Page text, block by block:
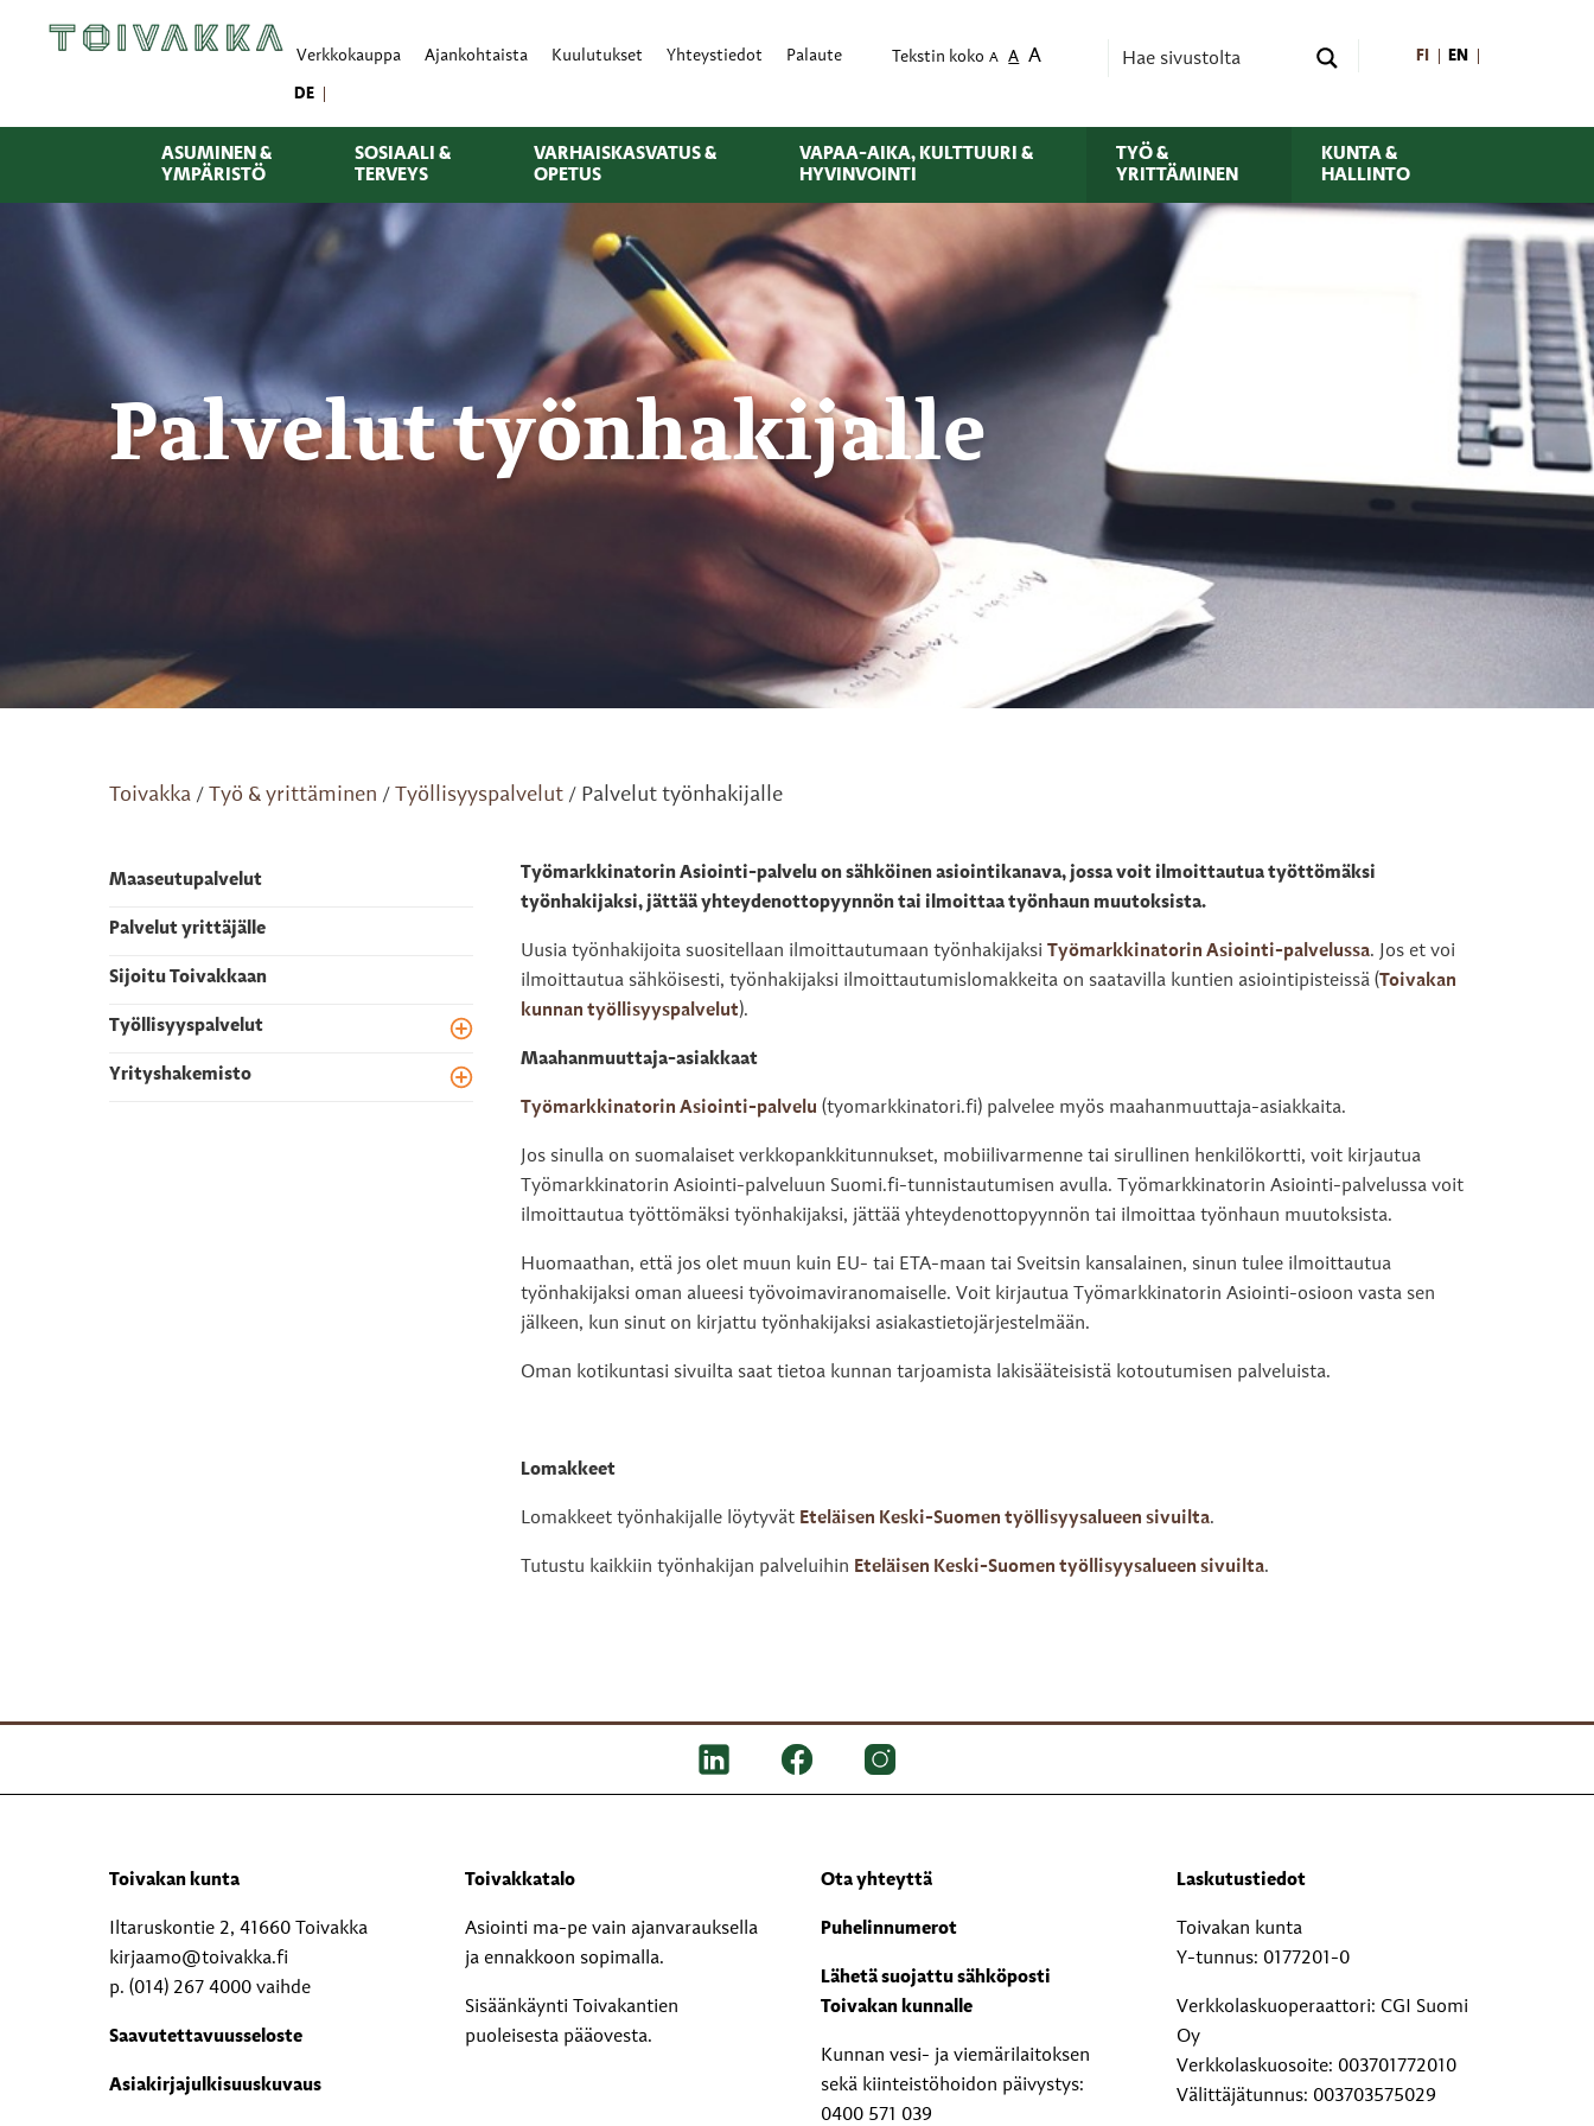
Verkkokauppa Ajankohtaista Kuulutukset Yhteystiedot Palaute Tekstin koko A A A FI EN
DE
ASUMINEN &
YMPÄRISTÖ
SOSIAALI &
TERVEYS
VARHAISKASVATUS &
OPETUS
VAPAA-AIKA, KULTTUURI &
HYVINVOINTI
TYÖ &
YRITTÄMINEN
KUNTA &
HALLINTO
Palvelut työnhakijalle
Toivakka / Työ & yrittäminen / Työllisyyspalvelut / Palvelut työnhakijalle
Maaseutupalvelut
Palvelut yrittäjälle
Sijoitu Toivakkaan
Työllisyyspalvelut
Toggle menu
Yrityshakemisto
Toggle menu
Työmarkkinatorin Asiointi-palvelu on sähköinen asiointikanava, jossa voit ilmoittautua työttömäksi
työnhakijaksi, jättää yhteydenottopyynnön tai ilmoittaa työnhaun muutoksista.
Uusia työnhakijoita suositellaan ilmoittautumaan työnhakijaksi Työmarkkinatorin Asiointi-palvelussa. Jos et voi
ilmoittautua sähköisesti, työnhakijaksi ilmoittautumislomakkeita on saatavilla kuntien asiointipisteissä (Toivakan
kunnan työllisyyspalvelut).
Maahanmuuttaja-asiakkaat
Työmarkkinatorin Asiointi-palvelu (tyomarkkinatori.fi) palvelee myös maahanmuuttaja-asiakkaita.
Jos sinulla on suomalaiset verkkopankkitunnukset, mobiilivarmenne tai sirullinen henkilökortti, voit kirjautua
Työmarkkinatorin Asiointi-palveluun Suomi.fi-tunnistautumisen avulla. Työmarkkinatorin Asiointi-palvelussa voit
ilmoittautua työttömäksi työnhakijaksi, jättää yhteydenottopyynnön tai ilmoittaa työnhaun muutoksista.
Huomaathan, että jos olet muun kuin EU- tai ETA-maan tai Sveitsin kansalainen, sinun tulee ilmoittautua
työnhakijaksi oman alueesi työvoimaviranomaiselle. Voit kirjautua Työmarkkinatorin Asiointi-osioon vasta sen
jälkeen, kun sinut on kirjattu työnhakijaksi asiakastietojärjestelmään.
Oman kotikuntasi sivuilta saat tietoa kunnan tarjoamista lakisääteisistä kotoutumisen palveluista.
Lomakkeet
Lomakkeet työnhakijalle löytyvät Eteläisen Keski-Suomen työllisyysalueen sivuilta.
Tutustu kaikkiin työnhakijan palveluihin Eteläisen Keski-Suomen työllisyysalueen sivuilta.
Toivakan kunta
Iltaruskontie 2, 41660 Toivakka
kirjaamo@toivakka.fi
p. (014) 267 4000 vaihde
Saavutettavuusseloste
Asiakirjajulkisuuskuvaus
Toivakkatalo
Asiointi ma-pe vain ajanvarauksella
ja ennakkoon sopimalla.
Sisäänkäynti Toivakantien
puoleisesta pääovesta.
Ota yhteyttä
Puhelinnumerot
Lähetä suojattu sähköposti
Toivakan kunnalle
Kunnan vesi- ja viemärilaitoksen
sekä kiinteistöhoidon päivystys:
0400 571 039
Laskutustiedot
Toivakan kunta
Y-tunnus: 0177201-0
Verkkolaskuoperaattori: CGI Suomi
Oy
Verkkolaskuosoite: 003701772010
Välittäjätunnus: 003703575029